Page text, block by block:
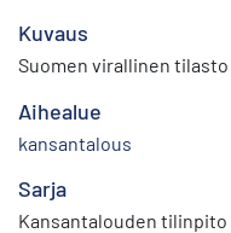
Kuvaus
Suomen virallinen tilasto
Aihealue
kansantalous
Sarja
Kansantalouden tilinpito